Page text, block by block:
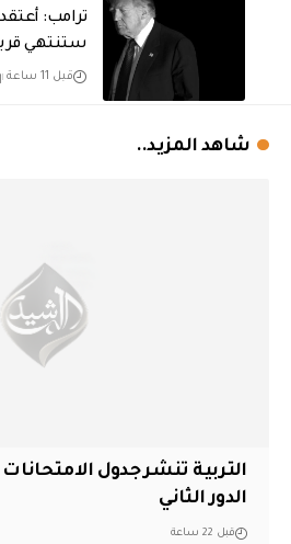
‏ترامب:
ستنتهي
قبل 11 ساعة
شاهد المزيد..
التربية تنشر جدول
الدور الثاني
قبل 22 ساعة